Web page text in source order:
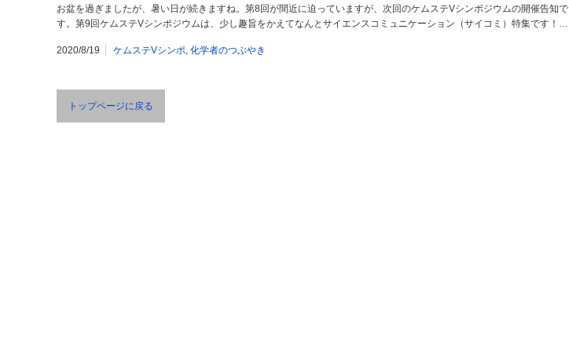
お盆を過ぎましたが、暑い日が続きますね。第8回が間近に迫っていますが、次回のケムステVシンポジウムの開催告知で
す。第9回ケムステVシンポジウムは、少し趣旨をかえてなんとサイエンスコミュニケーション（サイコミ）特集です！…
2020/8/19 ケムステVシンポ, 化学者のつぶやき
トップページに戻る